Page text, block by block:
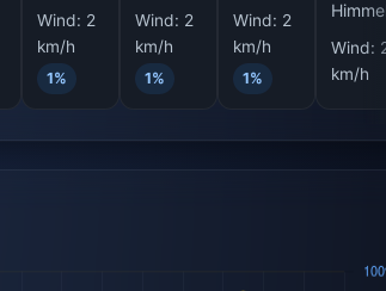
Wind: 2
km/h
1%
Wind: 2
km/h
1%
Wind: 2
km/h
1%
Wind:
km/h